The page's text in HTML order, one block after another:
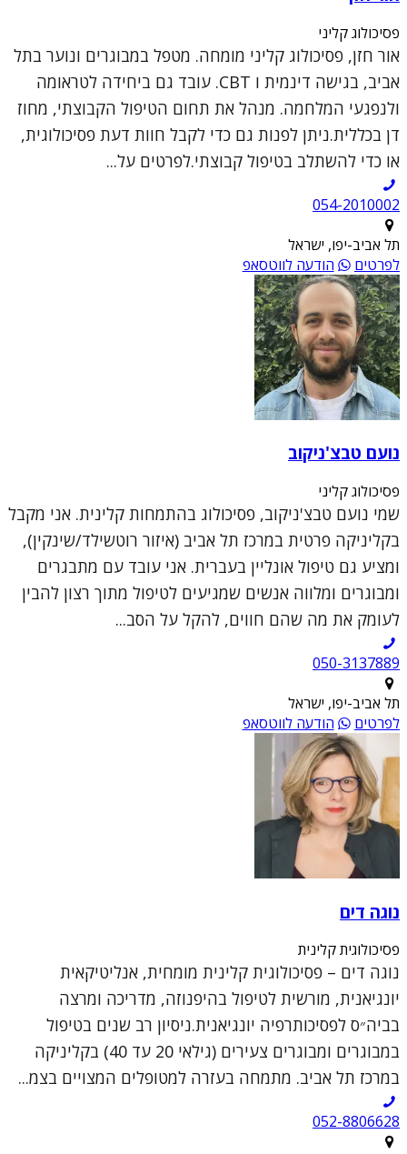
פסיכולוג קליני
אור חזן, פסיכולוג קליני מומחה. מטפל במבוגרים ונוער בתל
אביב, בגישה דינמית ו CBT. עובד גם ביחידה לטראומה
ולנפגעי המלחמה. מנהל את תחום הטיפול הקבוצתי, מחוז
דן בכללית.ניתן לפנות גם כדי לקבל חוות דעת פסיכולוגית,
או כדי להשתלב בטיפול קבוצתי.לפרטים על...
054-2010002
תל אביב-יפו, ישראל
לפרטים
הודעה לווטסאפ
נועם טבצ'ניקוב
פסיכולוג קליני
שמי נועם טבצ'ניקוב, פסיכולוג בהתמחות קלינית. אני מקבל
בקליניקה פרטית במרכז תל אביב (איזור רוטשילד/שינקין),
ומציע גם טיפול אונליין בעברית. אני עובד עם מתבגרים
ומבוגרים ומלווה אנשים שמגיעים לטיפול מתוך רצון להבין
לעומק את מה שהם חווים, להקל על הסב...
050-3137889
תל אביב-יפו, ישראל
לפרטים
הודעה לווטסאפ
נוגה דים
פסיכולוגית קלינית
נוגה דים – פסיכולוגית קלינית מומחית, אנליטיקאית
יונגיאנית, מורשית לטיפול בהיפנוזה, מדריכה ומרצה
בביה״ס לפסיכותרפיה יונגיאנית.ניסיון רב שנים בטיפול
במבוגרים ומבוגרים צעירים (גילאי 20 עד 40) בקליניקה
במרכז תל אביב. מתמחה בעזרה למטופלים המצויים בצמ...
052-8806628